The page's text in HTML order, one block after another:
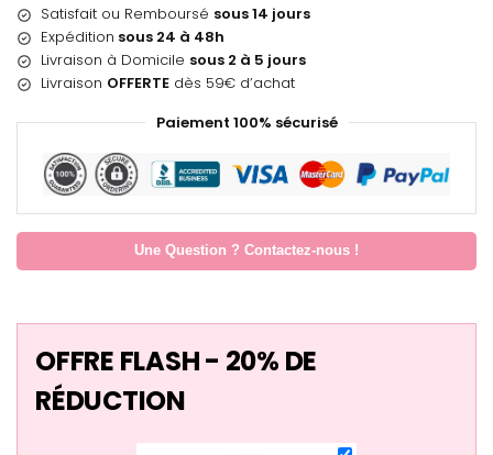
Satisfait ou Remboursé sous 14 jours
Expédition sous 24 à 48h
Livraison à Domicile sous 2 à 5 jours
Livraison OFFERTE dès 59€ d’achat
Paiement 100% sécurisé
Une Question ? Contactez-nous !
OFFRE FLASH - 20% DE
RÉDUCTION